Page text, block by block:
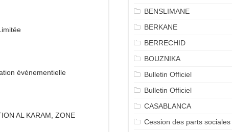
événementielle
AL KARAM, ZONE
BENSLIMANE
BERKANE
BERRECHID
BOUZNIKA
Bulletin Officiel
Bulletin Officiel
CASABLANCA
Cession des parts sociales